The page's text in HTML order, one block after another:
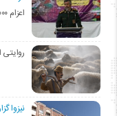
اعزام ۱۰۰۰ مهدیشهری به تشییع رهبر شهید
نیزوا